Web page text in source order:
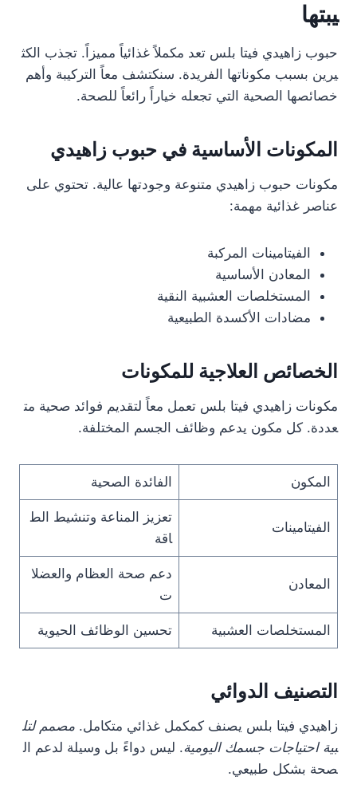
يبتها
حبوب زاهيدي فيتا بلس تعد مكملاً غذائياً مميزاً. تجذب الكث
يرين بسبب مكوناتها الفريدة. سنكتشف معاً التركيبة وأهم
خصائصها الصحية التي تجعله خياراً رائعاً للصحة.
المكونات الأساسية في حبوب زاهيدي
مكونات حبوب زاهيدي متنوعة وجودتها عالية. تحتوي على
عناصر غذائية مهمة:
الفيتامينات المركبة
المعادن الأساسية
المستخلصات العشبية النقية
مضادات الأكسدة الطبيعية
الخصائص العلاجية للمكونات
مكونات زاهيدي فيتا بلس تعمل معاً لتقديم فوائد صحية مت
عددة. كل مكون يدعم وظائف الجسم المختلفة.
المكون الفائدة الصحية
الفيتامينات
تعزيز المناعة وتنشيط الط
اقة
المعادن
دعم صحة العظام والعضلا
ت
المستخلصات العشبية تحسين الوظائف الحيوية
التصنيف الدوائي
زاهيدي فيتا بلس يصنف كمكمل غذائي متكامل. مصمم لتل
بية احتياجات جسمك اليومية. ليس دواءً بل وسيلة لدعم ال
صحة بشكل طبيعي.